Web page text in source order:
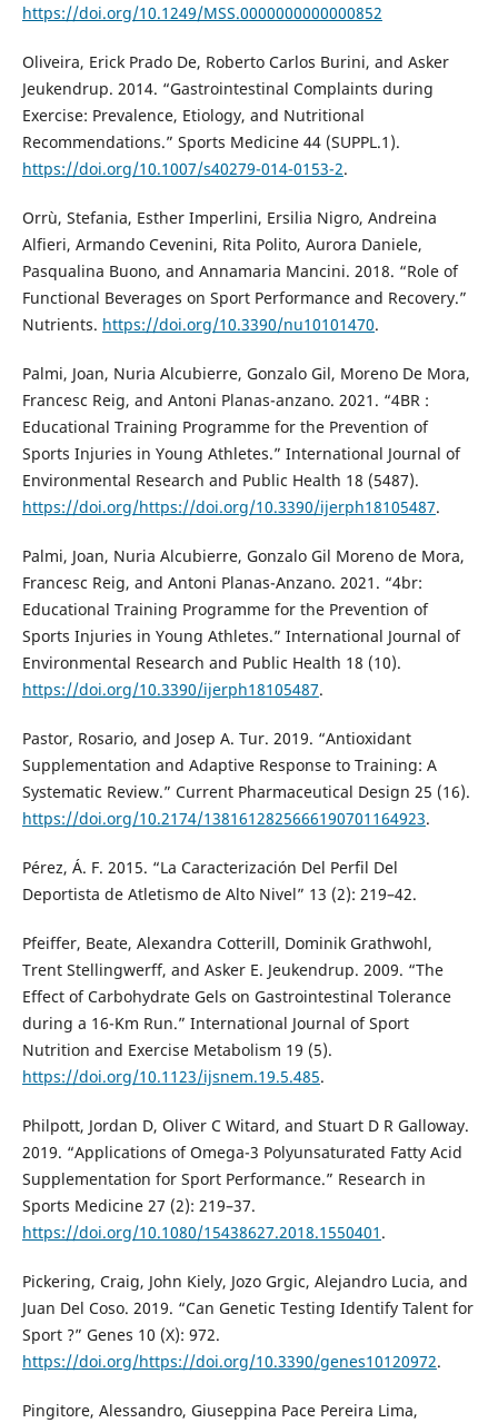
https://doi.org/10.1249/MSS.0000000000000852
Oliveira, Erick Prado De, Roberto Carlos Burini, and Asker
Jeukendrup. 2014. “Gastrointestinal Complaints during
Exercise: Prevalence, Etiology, and Nutritional
Recommendations.” Sports Medicine 44 (SUPPL.1).
https://doi.org/10.1007/s40279-014-0153-2.
Orrù, Stefania, Esther Imperlini, Ersilia Nigro, Andreina
Alfieri, Armando Cevenini, Rita Polito, Aurora Daniele,
Pasqualina Buono, and Annamaria Mancini. 2018. “Role of
Functional Beverages on Sport Performance and Recovery.”
Nutrients. https://doi.org/10.3390/nu10101470.
Palmi, Joan, Nuria Alcubierre, Gonzalo Gil, Moreno De Mora,
Francesc Reig, and Antoni Planas-anzano. 2021. “4BR :
Educational Training Programme for the Prevention of
Sports Injuries in Young Athletes.” International Journal of
Environmental Research and Public Health 18 (5487).
https://doi.org/https://doi.org/10.3390/ijerph18105487.
Palmi, Joan, Nuria Alcubierre, Gonzalo Gil Moreno de Mora,
Francesc Reig, and Antoni Planas-Anzano. 2021. “4br:
Educational Training Programme for the Prevention of
Sports Injuries in Young Athletes.” International Journal of
Environmental Research and Public Health 18 (10).
https://doi.org/10.3390/ijerph18105487.
Pastor, Rosario, and Josep A. Tur. 2019. “Antioxidant
Supplementation and Adaptive Response to Training: A
Systematic Review.” Current Pharmaceutical Design 25 (16).
https://doi.org/10.2174/1381612825666190701164923.
Pérez, Á. F. 2015. “La Caracterización Del Perfil Del
Deportista de Atletismo de Alto Nivel” 13 (2): 219–42.
Pfeiffer, Beate, Alexandra Cotterill, Dominik Grathwohl,
Trent Stellingwerff, and Asker E. Jeukendrup. 2009. “The
Effect of Carbohydrate Gels on Gastrointestinal Tolerance
during a 16-Km Run.” International Journal of Sport
Nutrition and Exercise Metabolism 19 (5).
https://doi.org/10.1123/ijsnem.19.5.485.
Philpott, Jordan D, Oliver C Witard, and Stuart D R Galloway.
2019. “Applications of Omega-3 Polyunsaturated Fatty Acid
Supplementation for Sport Performance.” Research in
Sports Medicine 27 (2): 219–37.
https://doi.org/10.1080/15438627.2018.1550401 .
Pickering, Craig, John Kiely, Jozo Grgic, Alejandro Lucia, and
Juan Del Coso. 2019. “Can Genetic Testing Identify Talent for
Sport ?” Genes 10 (X): 972.
https://doi.org/https://doi.org/10.3390/genes10120972.
Pingitore, Alessandro, Giuseppina Pace Pereira Lima,